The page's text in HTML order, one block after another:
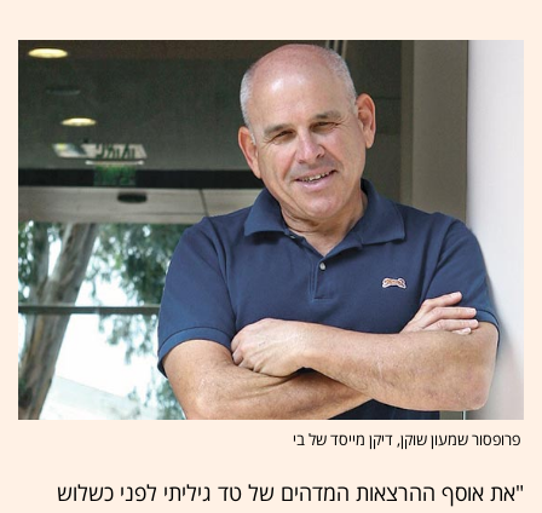
פרופסור שמעון שוקן, דיקן מייסד של בי
"את אוסף ההרצאות המדהים של טד גיליתי לפני כשלוש